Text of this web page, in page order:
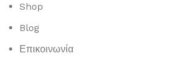
Shop
Blog
Επικοινωνία